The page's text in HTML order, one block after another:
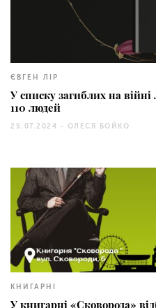
ЄВГЕН ЛІР
У списку загиблих на
110 людей
25.07.2024 - ОЛЕСЯ БОЙКО
КНИГАРНІ
У книгарні «Сковорода»